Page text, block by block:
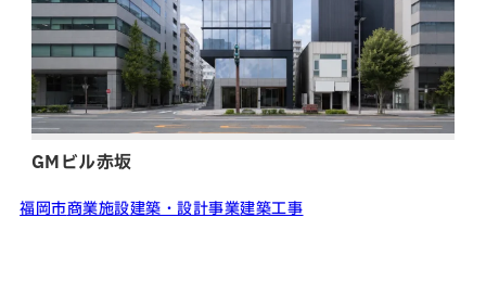
GMビル赤坂
福岡市商業施設建築・設計事業建築工事